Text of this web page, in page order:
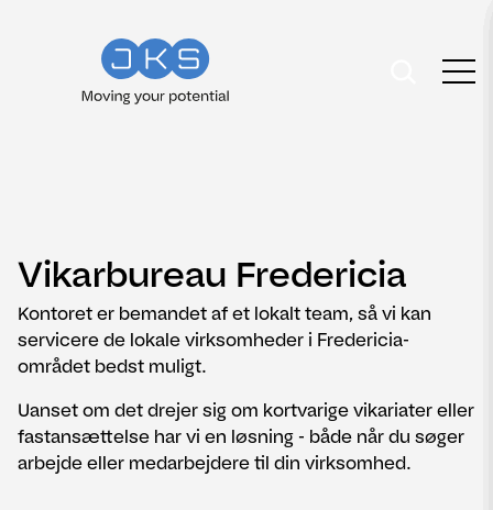
Vikarbureau Fredericia
Kontoret er bemandet af et lokalt team, så vi kan
servicere de lokale virksomheder i Fredericia-
området bedst muligt.
Uanset om det drejer sig om kortvarige vikariater eller
fastansættelse har vi en løsning - både når du søger
arbejde eller medarbejdere til din virksomhed.